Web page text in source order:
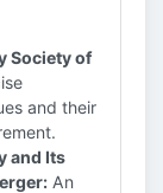
Society of
and their
and Its
An